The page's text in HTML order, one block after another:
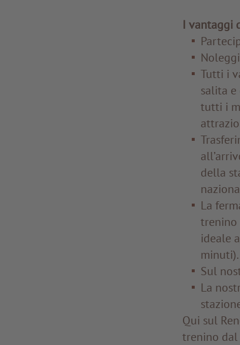
I vantaggi
Tutti i
salita
tutti i
della
La
trenino
ideale
minuti).
Sul
La
Qui sul
trenino dal